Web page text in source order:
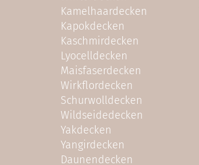
Kamelhaardecken
Kapokdecken
Kaschmirdecken
Lyocelldecken
Maisfaserdecken
Wirkflordecken
Schurwolldecken
Wildseidedecken
Yakdecken
Yangirdecken
Daunendecken